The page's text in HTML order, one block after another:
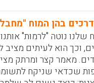
שלנו נוטה "לרמות"
וכך הוא לעיתים מציב
שכדאי שניקח